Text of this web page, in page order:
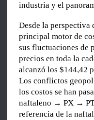
industria y el
Desde la perspectiva
principal motor de
sus fluctuaciones de
precios en toda la
alcanzó los $144,42
Los conflictos
los costos se han
naftaleno → PX →
referencia de la